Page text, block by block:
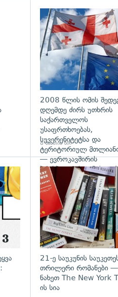
2008 წლის ომის
დღემდე ძირს უთხრის
საქართველოს
უსაფრთხოებას,
სუვერენიტეტსა და
ტერიტორიულ
— ევროკავშირის
პრესპიკერის
8 საათის წინ
გადახედვა
21-ე საუკუნის
თრილერი რომანები —
ნახეთ The New York
ის სია